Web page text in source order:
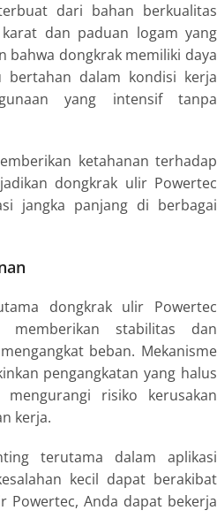
dari bahan berkualitas
dan paduan logam yang
bahwa dongkrak memiliki daya
dalam kondisi kerja
yang intensif tanpa
ketahanan terhadap
dongkrak ulir Powertec
jangka panjang di berbagai
dongkrak ulir Powertec
memberikan stabilitas dan
beban. Mekanisme
pengangkatan yang halus
risiko kerusakan
kerja.
terutama dalam aplikasi
kecil dapat berakibat
Powertec, Anda dapat bekerja